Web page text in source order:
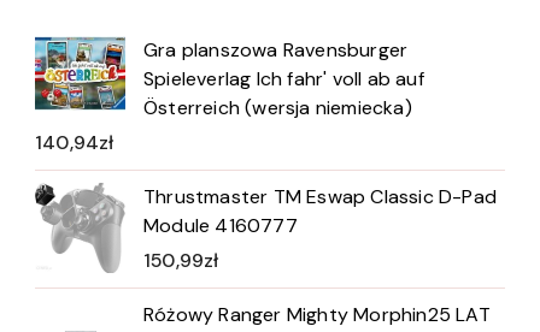
Gra planszowa Ravensburger
Spieleverlag Ich fahr' voll ab auf
Österreich (wersja niemiecka)
140,94zł
Thrustmaster TM Eswap Classic D-Pad
Module 4160777
150,99zł
Różowy Ranger Mighty Morphin25 LAT